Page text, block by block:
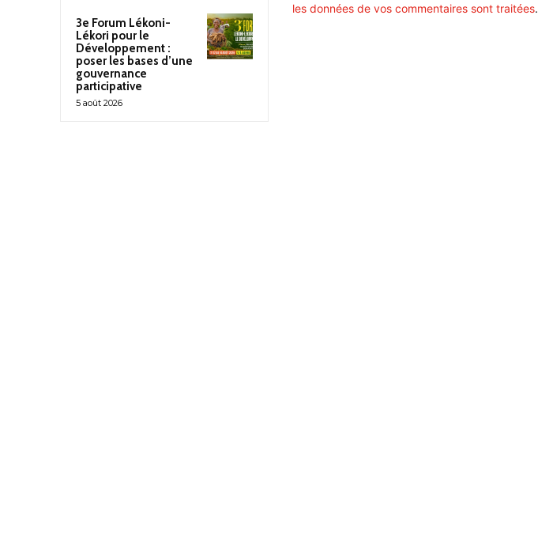
3e Forum Lékoni-
Lékori pour le
Développement :
poser les bases d’une
gouvernance
participative
5 août 2026
les données de vos commentaires sont traitées.